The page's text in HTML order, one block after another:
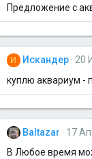
Предложение с
И Искандер
20
куплю аквариум -
Baltazar
17
В Любое время